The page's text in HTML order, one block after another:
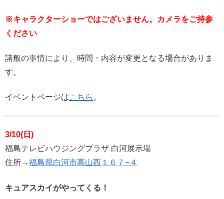
※キャラクターショーではございません。カメラをご持参
ください
諸般の事情により、時間・内容が変更となる場合がありま
す。
イベントページはこちら。
3/10(日)
福島テレビハウジングプラザ 白河展示場
住所→福島県白河市高山西１６７−４
キュアスカイがやってくる！